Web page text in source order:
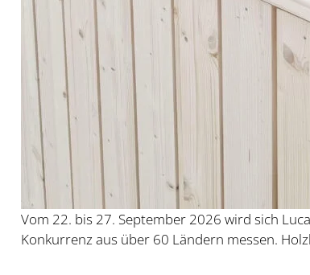
Vom 22. bis 27. September 2026 wird sich
Konkurrenz aus über 60 Ländern messen.